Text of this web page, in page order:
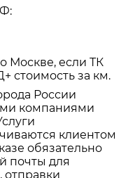
Москве, если ТК
стоимость за км.
России
компаниями
клиентом
обязательно
почты для
отправки